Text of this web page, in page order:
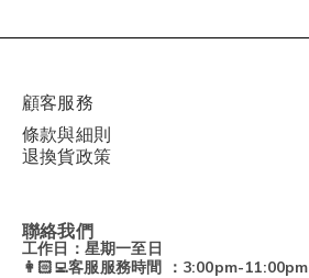
顧客服務
條款與細則
退換貨政策
聯絡我們
工作日：星期一至日
👩🏻‍💻客服服務時間 ：3:00pm-11:00pm